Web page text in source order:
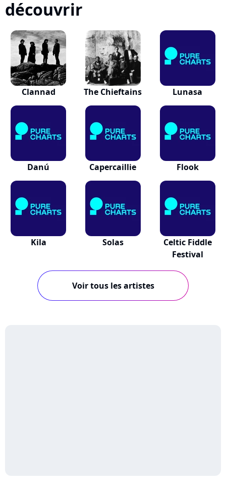
découvrir
Clannad The Chieftains Lunasa
Danú Capercaillie Flook
Kila Solas
Celtic Fiddle
Festival
Voir tous les artistes